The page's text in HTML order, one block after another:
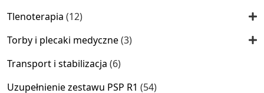
Tlenoterapia 1212
Torby i plecaki medyczne 33
Transport i stabilizacja 66
Uzupełnienie zestawu PSP R1 5454